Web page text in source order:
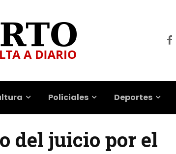
Policiales Deportes
del juicio por el